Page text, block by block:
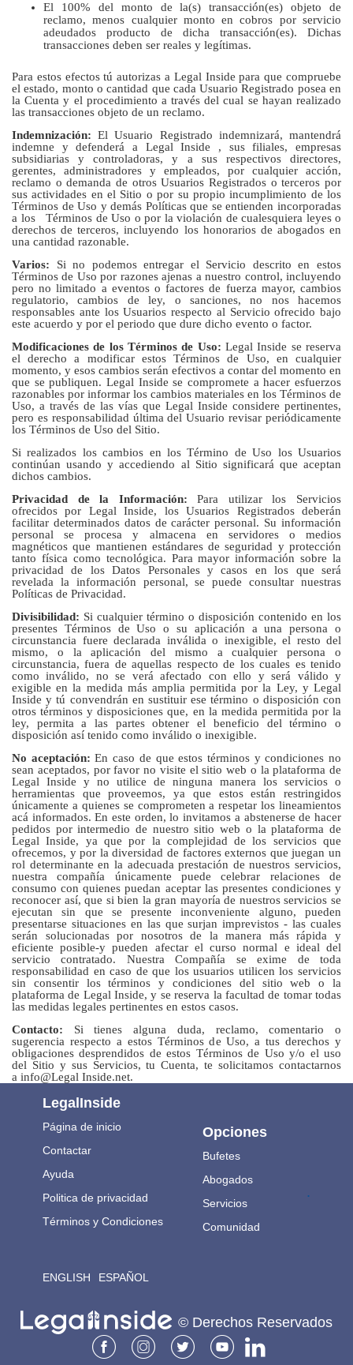
El 100% del monto de la(s) transacción(es) objeto de
reclamo, menos cualquier monto en cobros por servicio
adeudados producto de dicha transacción(es). Dichas
transacciones deben ser reales y legítimas.
Para estos efectos tú autorizas a Legal Inside para que compruebe
el estado, monto o cantidad que cada Usuario Registrado posea en
la Cuenta y el procedimiento a través del cual se hayan realizado
las transacciones objeto de un reclamo.
Indemnización:El Usuario Registrado indemnizará, mantendrá
indemne y defenderá a Legal Inside , sus filiales, empresas
subsidiarias y controladoras, y a sus respectivos directores,
gerentes, administradores y empleados, por cualquier acción,
reclamo o demanda de otros Usuarios Registrados o terceros por
sus actividades en el Sitio o por su propio incumplimiento de los
Términos de Uso y demás Políticas que se entienden incorporadas
a los Términos de Uso o por la violación de cualesquiera leyes o
derechos de terceros, incluyendo los honorarios de abogados en
una cantidad razonable.
Varios: Si no podemos entregar el Servicio descrito en estos
Términos de Uso por razones ajenas a nuestro control, incluyendo
pero no limitado a eventos o factores de fuerza mayor, cambios
regulatorio, cambios de ley, o sanciones, no nos hacemos
responsables ante los Usuarios respecto al Servicio ofrecido bajo
este acuerdo y por el periodo que dure dicho evento o factor.
Modificaciones de los Términos de Uso: Legal Inside se reserva
el derecho a modificar estos Términos de Uso, en cualquier
momento, y esos cambios serán efectivos a contar del momento en
que se publiquen. Legal Inside se compromete a hacer esfuerzos
razonables por informar los cambios materiales en los Términos de
Uso, a través de las vías que Legal Inside considere pertinentes,
pero es responsabilidad última del Usuario revisar periódicamente
los Términos de Uso del Sitio.
Si realizados los cambios en los Término de Uso los Usuarios
continúan usando y accediendo al Sitio significará que aceptan
dichos cambios.
Privacidad de la Información:Para utilizar los Servicios
ofrecidos por Legal Inside, los Usuarios Registrados deberán
facilitar determinados datos de carácter personal. Su información
personal se procesa y almacena en servidores o medios
magnéticos que mantienen estándares de seguridad y protección
tanto física como tecnológica. Para mayor información sobre la
privacidad de los Datos Personales y casos en los que será
revelada la información personal, se puede consultar nuestras
Políticas de Privacidad.
Divisibilidad: Si cualquier término o disposición contenido en los
presentes Términos de Uso o su aplicación a una persona o
circunstancia fuere declarada inválida o inexigible, el resto del
mismo, o la aplicación del mismo a cualquier persona o
circunstancia, fuera de aquellas respecto de los cuales es tenido
como inválido, no se verá afectado con ello y será válido y
exigible en la medida más amplia permitida por la Ley, y Legal
Inside y tú convendrán en sustituir ese término o disposición con
otros términos y disposiciones que, en la medida permitida por la
ley, permita a las partes obtener el beneficio del término o
disposición así tenido como inválido o inexigible.
No aceptación:En caso de que estos términos y condiciones no
sean aceptados, por favor no visite el sitio web o la plataforma de
Legal Inside y no utilice de ninguna manera los servicios o
herramientas que proveemos, ya que estos están restringidos
únicamente a quienes se comprometen a respetar los lineamientos
acá informados. En este orden, lo invitamos a abstenerse de hacer
pedidos por intermedio de nuestro sitio web o la plataforma de
Legal Inside, ya que por la complejidad de los servicios que
ofrecemos, y por la diversidad de factores externos que juegan un
rol determinante en la adecuada prestación de nuestros servicios,
nuestra compañía únicamente puede celebrar relaciones de
consumo con quienes puedan aceptar las presentes condiciones y
reconocer así, que si bien la gran mayoría de nuestros servicios se
ejecutan sin que se presente inconveniente alguno, pueden
presentarse situaciones en las que surjan imprevistos - las cuales
serán solucionadas por nosotros de la manera más rápida y
eficiente posible-y pueden afectar el curso normal e ideal del
servicio contratado. Nuestra Compañía se exime de toda
responsabilidad en caso de que los usuarios utilicen los servicios
sin consentir los términos y condiciones del sitio web o la
plataforma de Legal Inside, y se reserva la facultad de tomar todas
las medidas legales pertinentes en estos casos.
Contacto: Si tienes alguna duda, reclamo, comentario o
sugerencia respecto a estos Términos de Uso, a tus derechos y
obligaciones desprendidos de estos Términos de Uso y/o el uso
del Sitio y sus Servicios, tu Cuenta, te solicitamos contactarnos
a info@Legal Inside.net.
LegalInside
Página de inicio
Contactar
Ayuda
Politica de privacidad
Términos y Condiciones
ENGLISH ESPAÑOL
Opciones
Bufetes
Abogados
Servicios
Comunidad
.
© Derechos Reservados